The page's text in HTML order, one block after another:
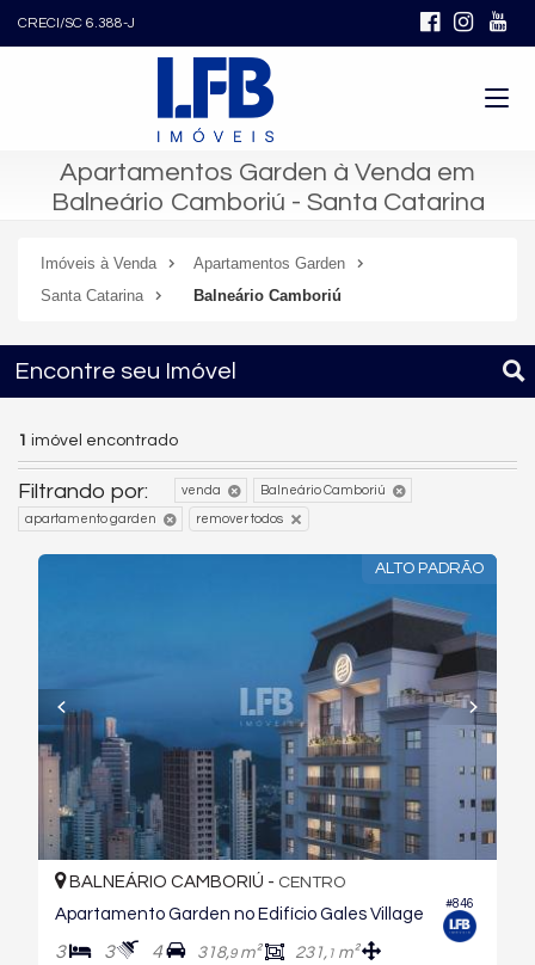
CRECI/SC 6.388-J
Apartamentos Garden à Venda em
Balneário Camboriú - Santa Catarina
Imóveis à Venda
Apartamentos Garden
Santa Catarina
Balneário Camboriú
Encontre seu Imóvel
1 imóvel encontrado
Filtrando por: venda Balneário Camboriú
apartamento garden remover todos
ALTO PADRÃO
#846
BALNEÁRIO CAMBORIÚ - CENTRO
Apartamento Garden no Edifício Gales Village
3 3 4 318,9m² 231, 1 m²